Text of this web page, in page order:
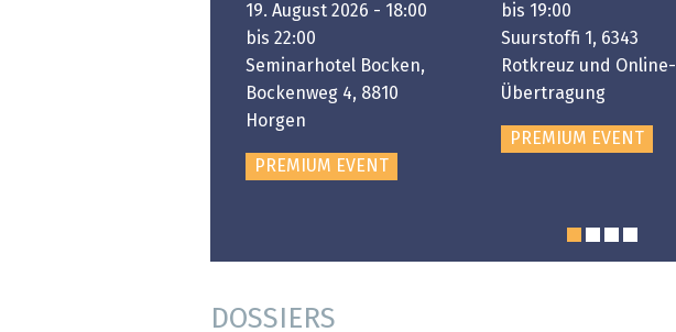
19. August 2026 - 18:00
bis 22:00
Seminarhotel Bocken,
Bockenweg 4, 8810
Horgen
PREMIUM EVENT
bis 19:00
Suurstoffi 1, 6343
Rotkreuz und Online-
Übertragung
PREMIUM EVENT
DOSSIERS